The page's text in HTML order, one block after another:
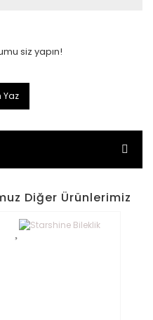
siz yapın!
Yaz
Diğer Ürünlerimiz